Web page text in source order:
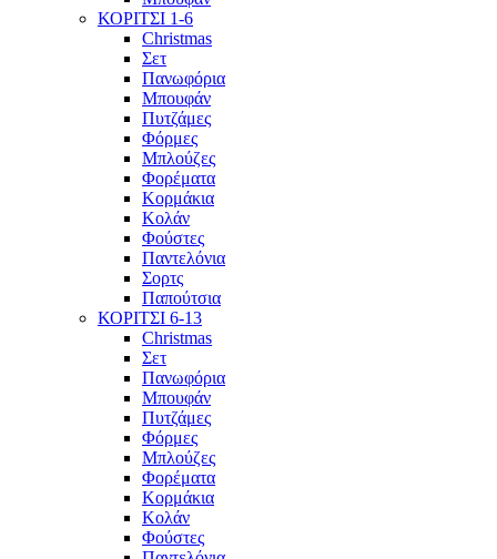
ΚΟΡΙΤΣΙ 1-6
Christmas
Σετ
Πανωφόρια
Μπουφάν
Πυτζάμες
Φόρμες
Μπλούζες
Φορέματα
Κορμάκια
Κολάν
Φούστες
Παντελόνια
Σορτς
Παπούτσια
ΚΟΡΙΤΣΙ 6-13
Christmas
Σετ
Πανωφόρια
Μπουφάν
Πυτζάμες
Φόρμες
Μπλούζες
Φορέματα
Κορμάκια
Κολάν
Φούστες